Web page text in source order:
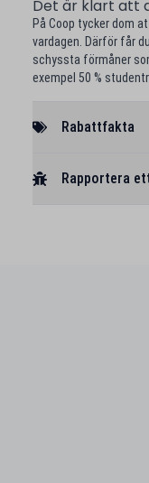
Det är klart att
På Coop tycker dom
vardagen. Därför får
schyssta förmåner
exempel 50 %
Rabattfakta
Rapportera